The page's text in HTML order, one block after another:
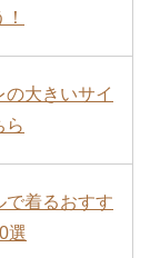
の大きいサイ
ら
で着るおすす
選